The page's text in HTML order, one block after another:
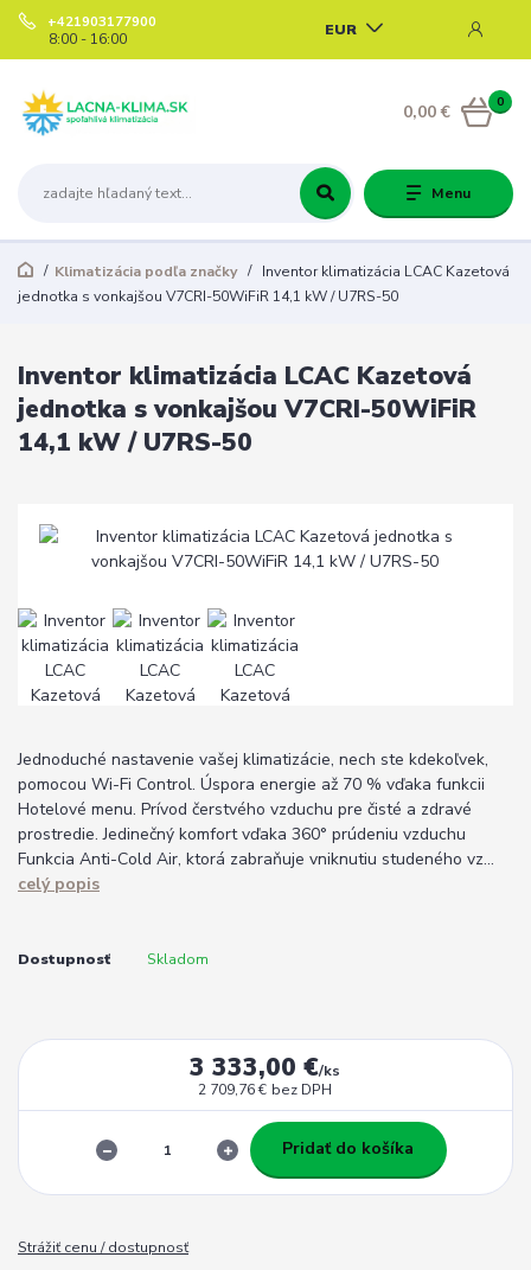
Menu
EUR
+421903177900
8:00 - 16:00
0
0,00 €
Klimatizácia podľa značky
Inventor klimatizácia LCAC Kazetová
jednotka s vonkajšou V7CRI-50WiFiR 14,1 kW / U7RS-50
Inventor klimatizácia LCAC Kazetová
jednotka s vonkajšou V7CRI-50WiFiR
14,1 kW / U7RS-50
Jednoduché nastavenie vašej klimatizácie, nech ste kdekoľvek,
pomocou Wi-Fi Control. Úspora energie až 70 % vďaka funkcii
Hotelové menu. Prívod čerstvého vzduchu pre čisté a zdravé
prostredie. Jedinečný komfort vďaka 360° prúdeniu vzduchu
Funkcia Anti-Cold Air, ktorá zabraňuje vniknutiu studeného vz...
celý popis
Dostupnosť Skladom
3 333,00 €/ks
2 709,76 € bez DPH
Pridať do košíka
Strážiť cenu / dostupnosť